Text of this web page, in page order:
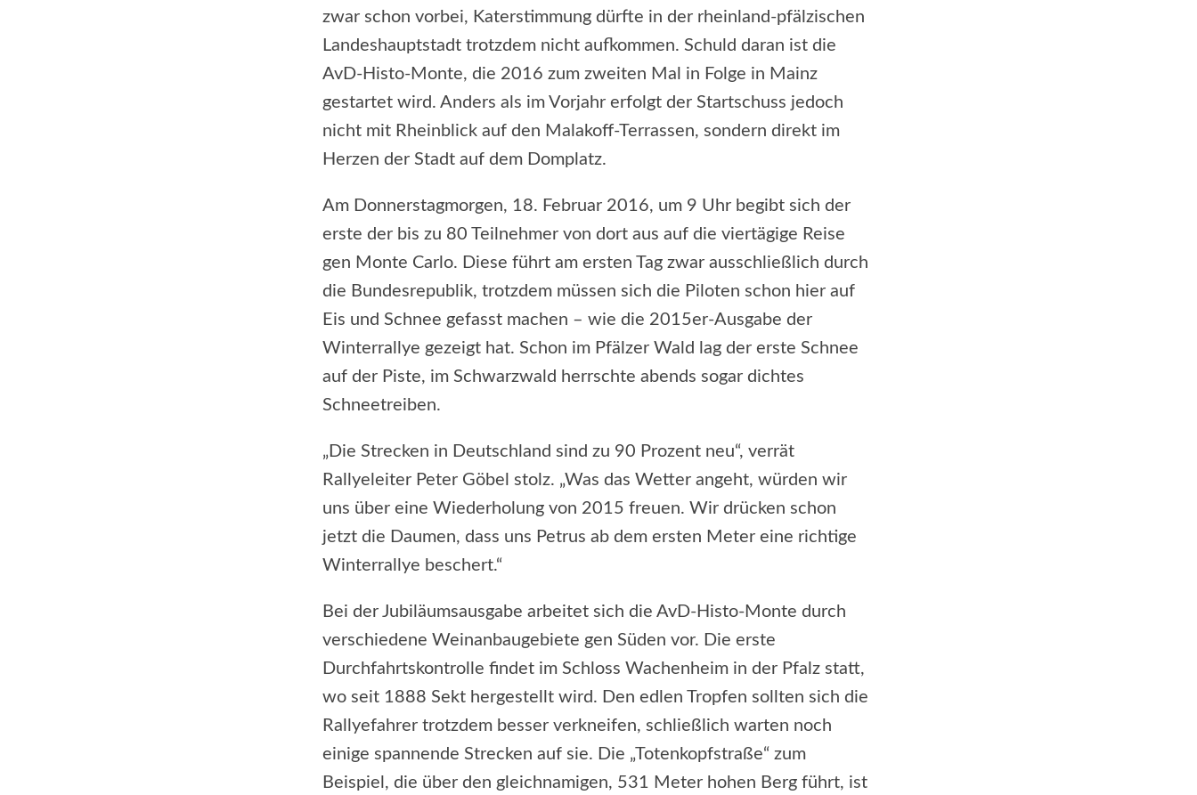
zwar schon vorbei, Katerstimmung dürfte in der rheinland-pfälzischen
Landeshauptstadt trotzdem nicht aufkommen. Schuld daran ist die
AvD-Histo-Monte, die 2016 zum zweiten Mal in Folge in Mainz
gestartet wird. Anders als im Vorjahr erfolgt der Startschuss jedoch
nicht mit Rheinblick auf den Malakoff-Terrassen, sondern direkt im
Herzen der Stadt auf dem Domplatz.
Am Donnerstagmorgen, 18. Februar 2016, um 9 Uhr begibt sich der
erste der bis zu 80 Teilnehmer von dort aus auf die viertägige Reise
gen Monte Carlo. Diese führt am ersten Tag zwar ausschließlich durch
die Bundesrepublik, trotzdem müssen sich die Piloten schon hier auf
Eis und Schnee gefasst machen – wie die 2015er-Ausgabe der
Winterrallye gezeigt hat. Schon im Pfälzer Wald lag der erste Schnee
auf der Piste, im Schwarzwald herrschte abends sogar dichtes
Schneetreiben.
„Die Strecken in Deutschland sind zu 90 Prozent neu“, verrät
Rallyeleiter Peter Göbel stolz. „Was das Wetter angeht, würden wir
uns über eine Wiederholung von 2015 freuen. Wir drücken schon
jetzt die Daumen, dass uns Petrus ab dem ersten Meter eine richtige
Winterrallye beschert.“
Bei der Jubiläumsausgabe arbeitet sich die AvD-Histo-Monte durch
verschiedene Weinanbaugebiete gen Süden vor. Die erste
Durchfahrtskontrolle findet im Schloss Wachenheim in der Pfalz statt,
wo seit 1888 Sekt hergestellt wird. Den edlen Tropfen sollten sich die
Rallyefahrer trotzdem besser verkneifen, schließlich warten noch
einige spannende Strecken auf sie. Die „Totenkopfstraße“ zum
Beispiel, die über den gleichnamigen, 531 Meter hohen Berg führt, ist